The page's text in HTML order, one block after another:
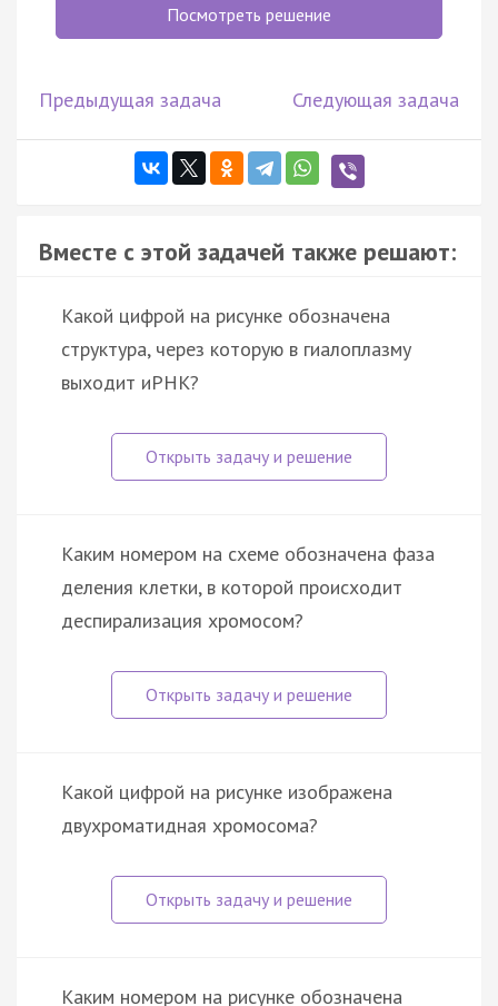
Посмотреть решение
Предыдущая задача Следующая задача
Вместе с этой задачей также решают:
Какой цифрой на рисунке обозначена
структура, через которую в гиалоплазму
выходит иРНК?
Каким номером на схеме обозначена фаза
деления клетки, в которой происходит
деспирализация хромосом?
Какой цифрой на рисунке изображена
двухроматидная хромосома?
Каким номером на рисунке обозначена